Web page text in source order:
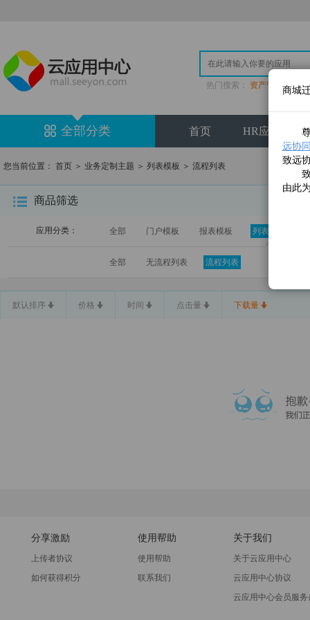
热门搜索： 资产管理| 登
全部分类 首页 HR应用专区
商城
尊敬
远协
致远
致远
由此
您当前位置： 首页 ＞ 业务定制主题 ＞ 列表模板 ＞ 流程列表
商品筛选
应用分类： 全部 门户模板 报表模板 列表模板
全部 无流程列表 流程列表
默认排序 价格 时间 点击量 下载量
分享激励
上传者协议
如何获得积分
使用帮助
使用帮助
联系我们
关于我们
关于云应用中心
云应用中心协议
云应用中心会员服务